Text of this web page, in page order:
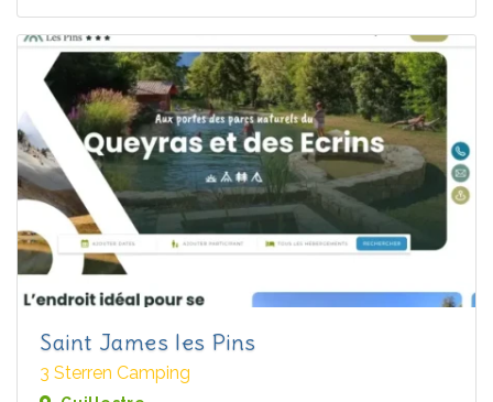
Saint James les Pins
3 Sterren Camping